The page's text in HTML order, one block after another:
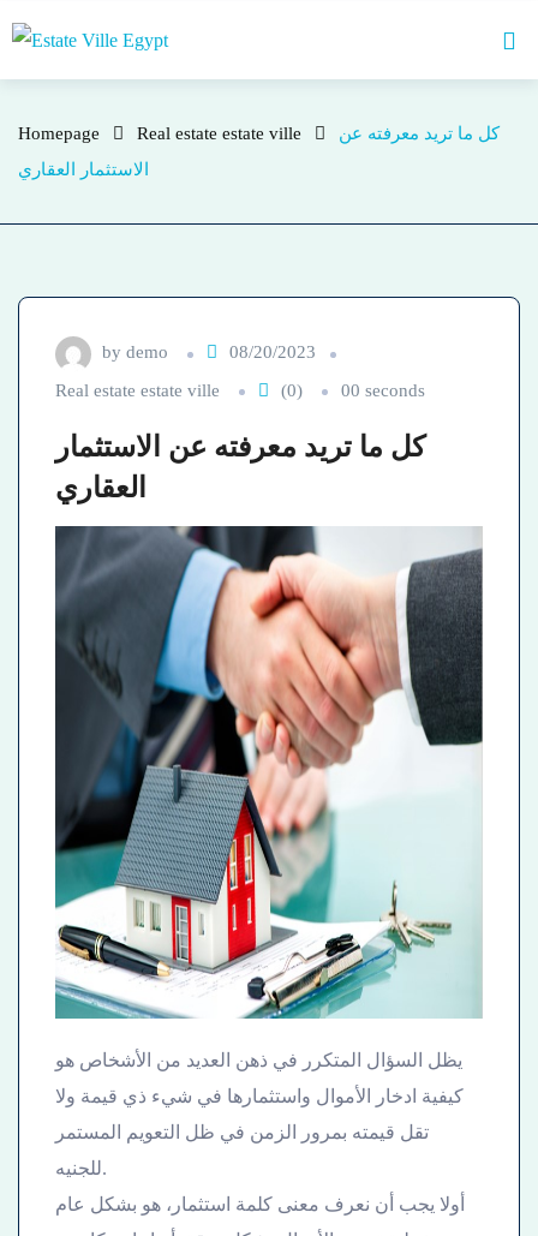
كل
معرفته
عن
العقاري
Homepage Real estate estate ville
كل ما تريد معرفته عن
الاستثمار العقاري
by demo
08/20/2023
Real estate estate ville
(0) 00 seconds
كل ما تريد معرفته عن الاستثمار
العقاري
يظل السؤال المتكرر في ذهن العديد من الأشخاص هو
كيفية ادخار الأموال واستثمارها في شيء ذي قيمة ولا
تقل قيمته بمرور الزمن في ظل التعويم المستمر
للجنيه.
أولا يجب أن نعرف معنى كلمة استثمار، هو بشكل عام